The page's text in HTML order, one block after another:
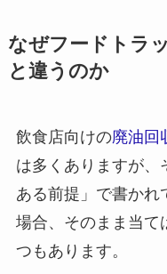
なぜフードトラ
と違うのか
飲食店向けの廃油回
は多くありますが、
ある前提」で書かれ
場合、そのまま当て
つもあります。